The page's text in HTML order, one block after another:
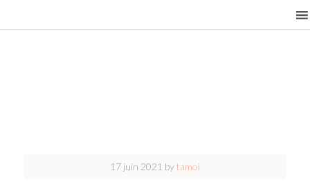
17 juin 2021 bytamoi